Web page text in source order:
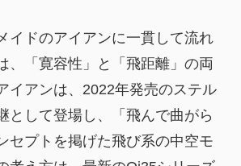
イドのアイアンに一貫して流れ
、「寛容性」と「飛距離」の両
イアンは、2022年発売のステル
として登場し、「飛んで曲がら
セプトを掲げた飛び系の中空モ